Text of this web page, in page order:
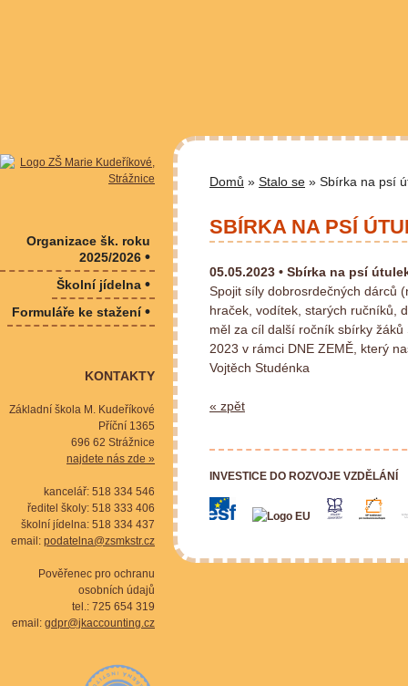
Domů » Stalo se » Sbírka na psí
SBÍRKA NA PSÍ
05.05.2023 • Sbírka na psí
Spojit síly dobrosrdečných dárců
hraček, vodítek, starých ručníků,
měl za cíl další ročník sbírky
2023 v rámci DNE ZEMĚ, který
Vojtěch Studénka
« zpět
INVESTICE DO ROZVOJE VZDĚLÁNÍ
Organizace šk. roku
2025/2026 •
Školní jídelna •
Formuláře ke stažení•
KONTAKTY
Základní škola M. Kudeříkové
Příční 1365
696 62 Strážnice
najdete nás zde »
kancelář: 518 334 546
ředitel školy: 518 333 406
školní jídelna: 518 334 437
email: podatelna@zsmkstr.cz
Pověřenec pro ochranu
osobních údajů
tel.: 725 654 319
email: gdpr@jkaccounting.cz